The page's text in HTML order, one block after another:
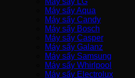
Máy sấy Aqua
Máy sấy Candy
Máy sấy Bosch
Máy sấy Casper
Máy sấy Galanz
Máy sấy Samsung
Máy sấy Whirlpool
Máy sấy Electrolux